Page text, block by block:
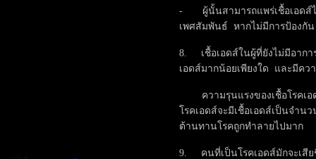
- ผู้นั้นสามารถแพร่เชื้อเอดส์ไ
เพศสัมพันธ์ หากไม่มีการป้องกัน
8. เชื้อเอดส์ในผู้ที่ยังไม่มีอาก
เอดส์มากน้อยเพียงใด และมีคว
ความรุนแรงของเชื้อโรคเอ
โรคเอดส์จะมีเชื้อเอดส์เป็นจำ
ต้านทานโรคถูกทำลายไปมาก
9. คนที่เป็นโรคเอดส์มักจะเสีย